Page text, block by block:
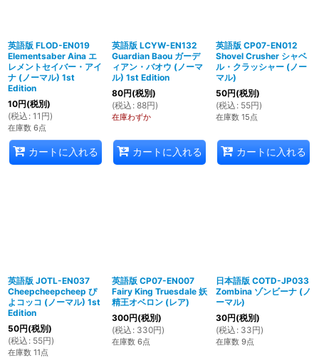
英語版 FLOD-EN019
Elementsaber Aina エ
レメントセイバー・アイ
ナ (ノーマル) 1st
Edition
10円(税別)
(税込 : 11 円)
在庫数 6点
カートに入れる
英語版 LCYW-EN132
Guardian Baou ガーデ
ィアン・バオウ (ノーマ
ル) 1st Edition
80円(税別)
(税込 : 88円)
在庫わずか
カートに入れる
英語版 CP07-EN012
Shovel Crusher シャベ
ル・クラッシャー (ノー
マル)
50円(税別)
(税込 : 55円)
在庫数 15点
カートに入れる
英語版 JOTL-EN037
Cheepcheepcheep ぴ
よコッコ (ノーマル) 1st
Edition
50円(税別)
(税込 : 55円)
在庫数 11点
英語版 CP07-EN007
Fairy King Truesdale 妖
精王オベロン (レア)
300円(税別)
(税込 : 330円)
在庫数 6点
日本語版 COTD-JP033
Zombina ゾンビーナ (ノ
ーマル)
30円(税別)
(税込 : 33円)
在庫数 9点